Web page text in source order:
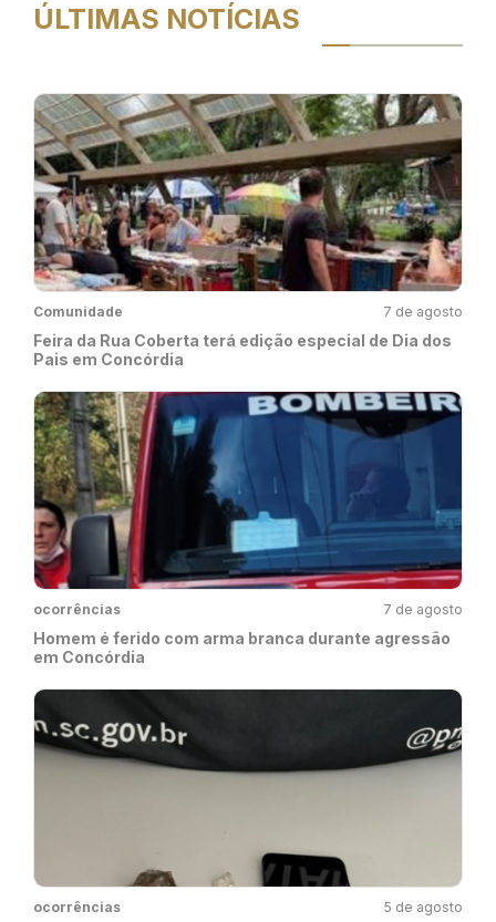
ÚLTIMAS NOTÍCIAS
Comunidade 7 de agosto
Feira da Rua Coberta terá edição especial de Dia dos
Pais em Concórdia
ocorrências 7 de agosto
Homem é ferido com arma branca durante agressão
em Concórdia
ocorrências 5 de agosto